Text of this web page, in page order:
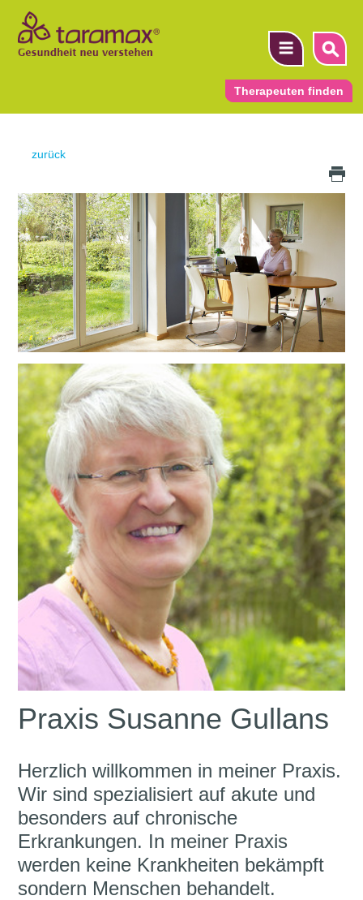
Therapeuten finden
zurück
Praxis Susanne Gullans
Herzlich willkommen in meiner Praxis.
Wir sind spezialisiert auf akute und
besonders auf chronische
Erkrankungen. In meiner Praxis
werden keine Krankheiten bekämpft
sondern Menschen behandelt.